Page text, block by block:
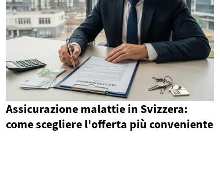
Assicurazione malattie in Svizzera:
come scegliere l'offerta più conveniente